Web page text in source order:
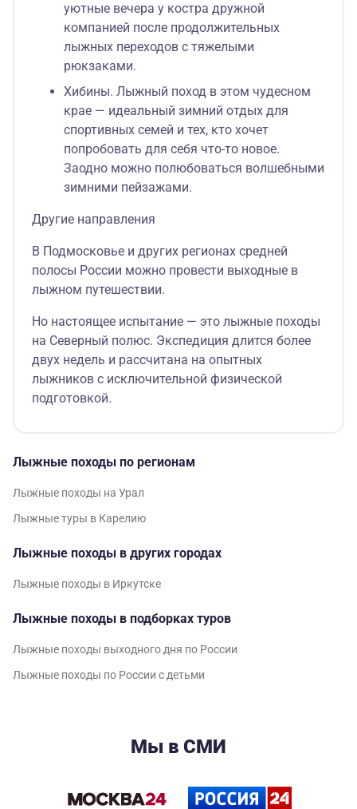
уютные вечера у костра дружной
компанией после продолжительных
лыжных переходов с тяжелыми
рюкзаками.
Хибины. Лыжный поход в этом чудесном
крае — идеальный зимний отдых для
спортивных семей и тех, кто хочет
попробовать для себя что-то новое.
Заодно можно полюбоваться волшебными
зимними пейзажами.
Другие направления
В Подмосковье и других регионах средней
полосы России можно провести выходные в
лыжном путешествии.
Но настоящее испытание — это лыжные походы
на Северный полюс. Экспедиция длится более
двух недель и рассчитана на опытных
лыжников с исключительной физической
подготовкой.
Лыжные походы по регионам
Лыжные походы на Урал
Лыжные туры в Карелию
Лыжные походы в других городах
Лыжные походы в Иркутске
Лыжные походы в подборках туров
Лыжные походы выходного дня по России
Лыжные походы по России с детьми
Мы в СМИ